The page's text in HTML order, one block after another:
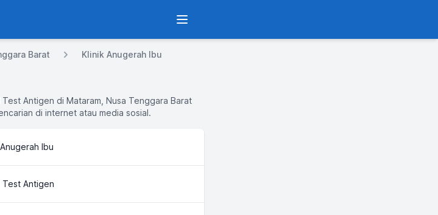
Menu
Barat Klinik Anugerah Ibu
Antigen di Mataram, Nusa Tenggara Barat
di internet atau media sosial.
Ibu
Test Antigen